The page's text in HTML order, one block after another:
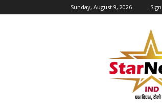
Sunday, August 9, 2026